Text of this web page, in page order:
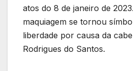
atos do 8 de janeiro de
maquiagem se tornou
liberdade por causa da
Rodrigues do Santos.